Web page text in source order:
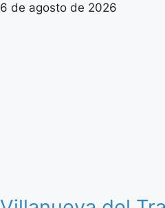
6 de agosto de 2026